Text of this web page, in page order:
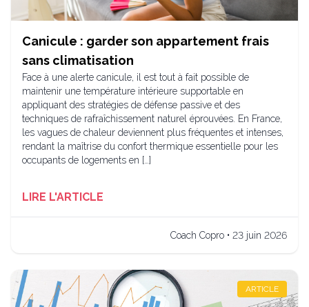
Canicule : garder son appartement frais
sans climatisation
Face à une alerte canicule, il est tout à fait possible de
maintenir une température intérieure supportable en
appliquant des stratégies de défense passive et des
techniques de rafraîchissement naturel éprouvées. En France,
les vagues de chaleur deviennent plus fréquentes et intenses,
rendant la maîtrise du confort thermique essentielle pour les
occupants de logements en […]
LIRE L'ARTICLE
Coach Copro • 23 juin 2026
ARTICLE